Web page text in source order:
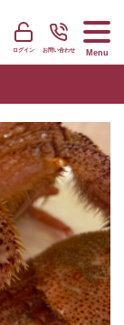
ログイン お問い合わせ Menu